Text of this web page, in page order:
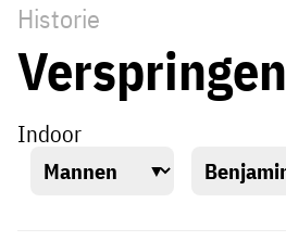
Historie
Verspringen
Indoor